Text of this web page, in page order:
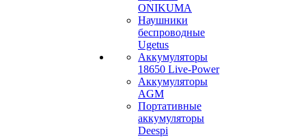
ONIKUMA
Наушники
беспроводные
Ugetus
Аккумуляторы
18650 Live-Power
Аккумуляторы
АGM
Портативные
аккумуляторы
Deespi